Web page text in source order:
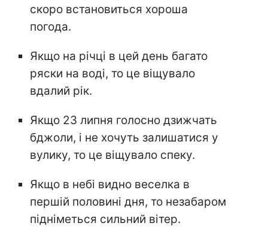
скоро встановиться хороша
погода.
Якщо на річці в цей день багато
ряски на воді, то це віщувало
вдалий рік.
Якщо 23 липня голосно дзижчать
бджоли, і не хочуть залишатися у
вулику, то це віщувало спеку.
Якщо в небі видно веселка в
першій половині дня, то незабаром
підніметься сильний вітер.